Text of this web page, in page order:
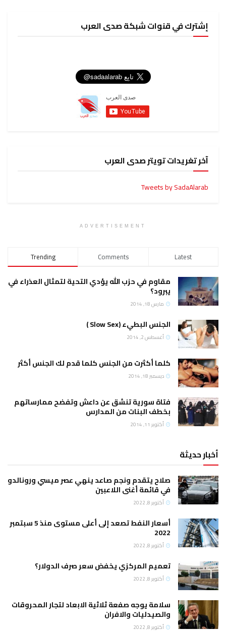
إشترك في قنوات شبكة صدى العرب
آخر تغريدات تويتر صدى العرب
Tweets by SadaAlarab
ADVERTISEMENT
Trending Comments Latest
مقاوم في حزب الله يؤدي التحية لتمثال العذراء في
يبرود؟
مارس 18, 2014
الجنس البطيء (Slow Sex )
أغسطس 2, 2014
كلما أكثرت من الجنس كلما قدم لك الجنس أكثر
ديسمبر 18, 2014
فتاة سورية تنشق عن داعش وتفضح ممارساتهم
بخطف البنات من المدارس
أكتوبر 11, 2014
أخبار حديثة
صلاح يتقدم ونجم صاعد ينهي عصر ميسي ورونالدو
في قائمة أغنى اللاعبين
أكتوبر 8, 2022
أسعار النفط تصعد إلى أعلى مستوى منذ 5 سبتمبر
2022
أكتوبر 8, 2022
تعميم المركزي يخفض سعر صرف الدولار؟
أكتوبر 8, 2022
سلامة يوجه صفعة ثلاثية الابعاد لتجار المحروقات
والصيدليات والافران
أكتوبر 8, 2022